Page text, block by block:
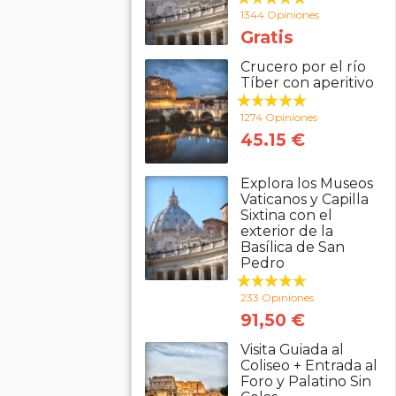
1344 Opiniones
Gratis
Crucero por el río
Tíber con aperitivo
1274 Opiniones
45.15 €
Explora los Museos
Vaticanos y Capilla
Sixtina con el
exterior de la
Basílica de San
Pedro
233 Opiniones
91,50 €
Visita Guiada al
Coliseo + Entrada al
Foro y Palatino Sin